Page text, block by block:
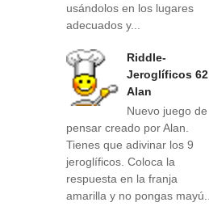
usándolos en los lugares
adecuados y...
Riddle-
Jeroglíficos 62
Alan
Nuevo juego de
pensar creado por Alan.
Tienes que adivinar los 9
jeroglíficos. Coloca la
respuesta en la franja
amarilla y no pongas mayú...